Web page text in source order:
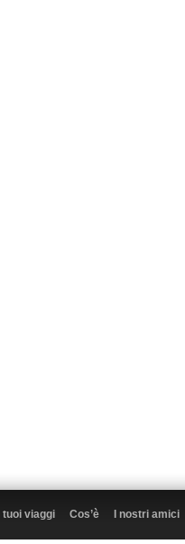
tuoi viaggi Cos’è I nostri amici